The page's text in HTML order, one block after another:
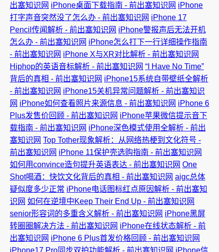
出塞知识网 iPhone桌面下载指南 - 前出塞知识网 iPhone
打字声音突然没了怎么办 - 前出塞知识网 iPhone 17
Pencil传闻解析 - 前出塞知识网 iPhone警报声后无法开机
怎么办 - 前出塞知识网 iPhone怎么打下一行详细操作指南
- 前出塞知识网 iPhone X与XR对比解析 - 前出塞知识网
Hiphop的英语音标解析 - 前出塞知识网 “I Have No Time”
背后的真相 - 前出塞知识网 iPhone15系统自带壁纸全解析
- 前出塞知识网 iPhone15关机异常问题解析 - 前出塞知识
网 iPhone如何查看照片来源信息 - 前出塞知识网 iPhone 6
Plus发售价回顾 - 前出塞知识网 iPhone苹果微信提示音下
载指南 - 前出塞知识网 iPhone深色模式使用全解析 - 前出
塞知识网 Top Tother现象解析：从网络热梗到文化符号 -
前出塞知识网 iPhone 11保护壳选购指南 - 前出塞知识网
如何用convince造句提升英语表达 - 前出塞知识网 One
Shot喝酒：快饮文化背后的真相 - 前出塞知识网 aigc总体
疑似度多少正常 iPhone电话图标红点原因解析 - 前出塞知
识网 如何在逆境中Keep Their End Up - 前出塞知识网
senior形容词的多重含义解析 - 前出塞知识网 iPhone黑屏
转圈圈解决方法 - 前出塞知识网 iPhone在线状态解析 - 前
出塞知识网 iPhone 6 Plus首发价格回顾 - 前出塞知识网
iPhone17 Pro同步双拍功能解析 - 前出塞知识网 iPhone信